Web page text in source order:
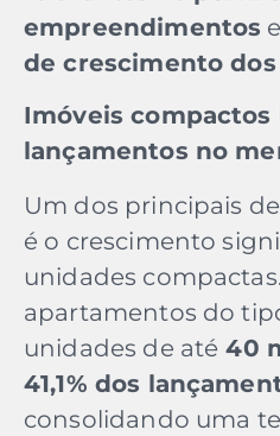
empreendimentos
de crescimento
Imóveis compactos
lançamentos no
Um dos principais
é o crescimento
unidades
apartamentos do
unidades de até 40
41,1% dos
consolidando uma